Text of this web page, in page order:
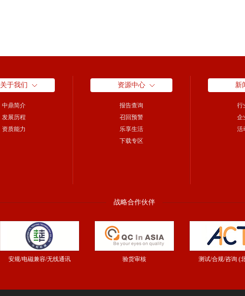
关于我们
中鼎简介
发展历程
资质能力
资源中心
报告查询
召回预警
乐享生活
下载专区
新
行
企
活
战略合作伙伴
安规/电磁兼容/无线通讯 验货审核 测试/合规/咨询 (